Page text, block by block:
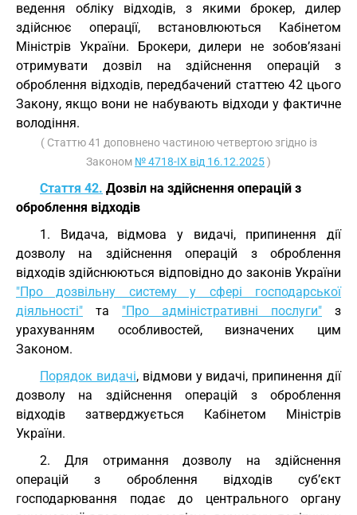
ведення обліку відходів, з якими брокер, дилер
здійснює операції, встановлюються Кабінетом
Міністрів України. Брокери, дилери не зобов’язані
отримувати дозвіл на здійснення операцій з
оброблення відходів, передбачений статтею 42 цього
Закону, якщо вони не набувають відходи у фактичне
володіння.
( Статтю 41 доповнено частиною четвертою згідно із
Законом № 4718-IX від 16.12.2025)
Стаття 42. Дозвіл на здійснення операцій з
оброблення відходів
1. Видача, відмова у видачі, припинення дії
дозволу на здійснення операцій з оброблення
відходів здійснюються відповідно до законів України
"Про дозвільну систему у сфері господарської
діяльності" та "Про адміністративні послуги" з
урахуванням особливостей, визначених цим
Законом.
Порядок видачі, відмови у видачі, припинення дії
дозволу на здійснення операцій з оброблення
відходів затверджується Кабінетом Міністрів
України.
2. Для отримання дозволу на здійснення
операцій з оброблення відходів суб’єкт
господарювання подає до центрального органу